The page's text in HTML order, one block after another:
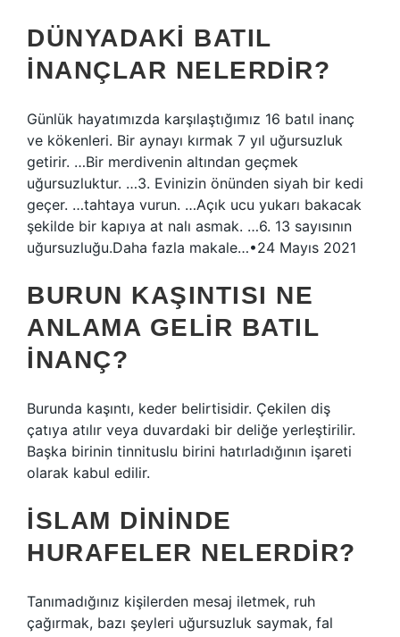
DÜNYADAKI BATIL
INANÇLAR NELERDIR?
Günlük hayatımızda karşılaştığımız 16 batıl inanç
ve kökenleri. Bir aynayı kırmak 7 yıl uğursuzluk
getirir. …Bir merdivenin altından geçmek
uğursuzluktur. …3. Evinizin önünden siyah bir kedi
geçer. …tahtaya vurun. …Açık ucu yukarı bakacak
şekilde bir kapıya at nalı asmak. …6. 13 sayısının
uğursuzluğu.Daha fazla makale…•24 Mayıs 2021
BURUN KAŞINTISI NE
ANLAMA GELIR BATIL
INANÇ?
Burunda kaşıntı, keder belirtisidir. Çekilen diş
çatıya atılır veya duvardaki bir deliğe yerleştirilir.
Başka birinin tinnituslu birini hatırladığının işareti
olarak kabul edilir.
İSLAM DININDE
HURAFELER NELERDIR?
Tanımadığınız kişilerden mesaj iletmek, ruh
çağırmak, bazı şeyleri uğursuzluk saymak, fal